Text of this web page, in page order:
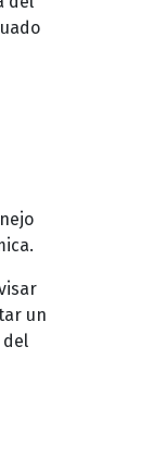
un
del